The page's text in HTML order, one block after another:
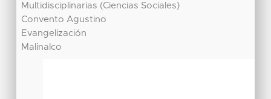
Multidisciplinarias (Ciencias Sociales)
Convento Agustino
Evangelización
Malinalco